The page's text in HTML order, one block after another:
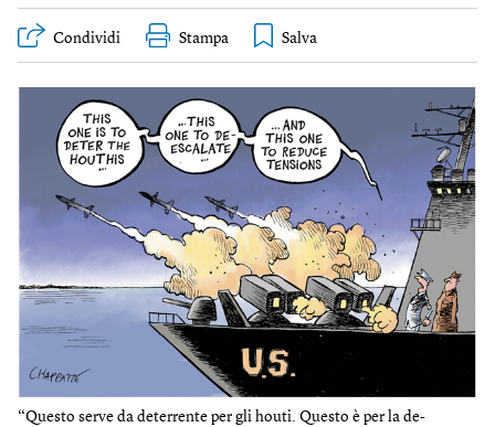
Condividi Stampa
“Questo serve da deterrente per gli houti. Questo è per la de-